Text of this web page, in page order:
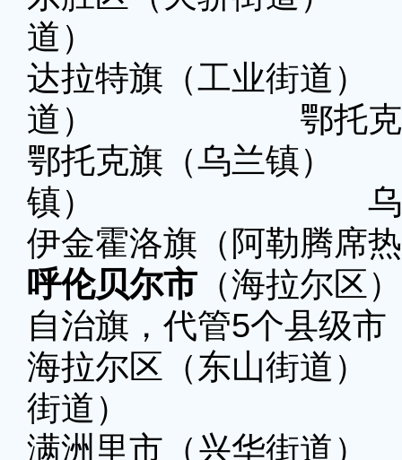
道）
达拉特旗（工业街
道） 鄂托克前旗
鄂托克旗（乌兰
镇） 乌审旗（
伊金霍洛旗（阿勒腾席
呼伦贝尔市 （海拉尔区
自治旗，代管5个县级市
海拉尔区（东山街
街道）
满洲里市（兴华街